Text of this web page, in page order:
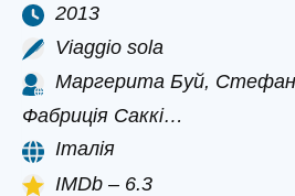
2013
Viaggio sola
Маргерита Буй,
Фабриція Саккі…
Італія
IMDb – 6.3